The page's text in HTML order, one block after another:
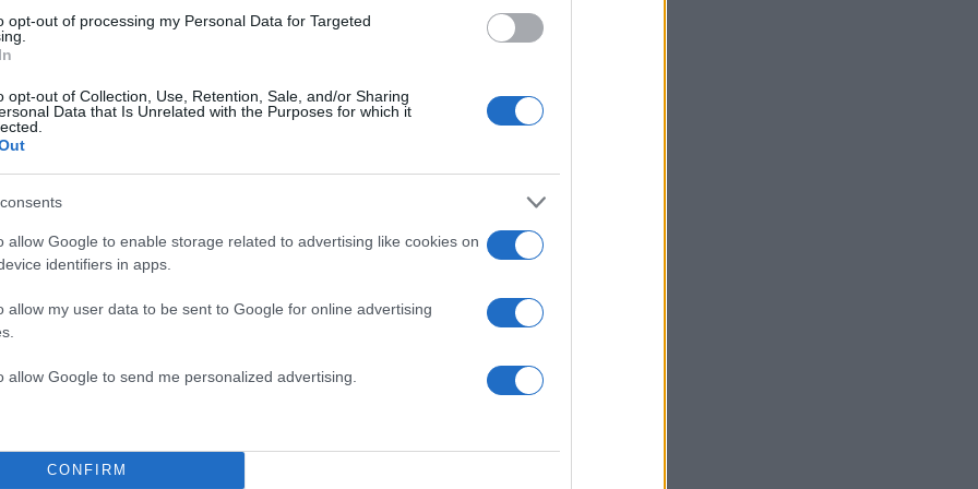
opt-out of processing my Personal Data for Targeted
opt-out of Collection, Use, Retention, Sale, and/or Sharing
Data that Is Unrelated with the Purposes for which it
allow Google to enable storage related to advertising like cookies on
identifiers in apps.
allow my user data to be sent to Google for online advertising
allow Google to send me personalized advertising.
CONFIRM
Παναγιώτη Κουτσουμπή έγινε γνωστή στις αρχές του
σε μια δυνατή προσωπική και συναισθηματική